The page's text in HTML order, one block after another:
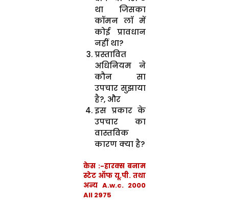
था जिसका
कॉमन लाॅ में
कोई प्रावधान
नहीं था?
प्रस्तावित
अधिनियम ने
कौन सा
उपचार सुझाया
है?, और
इस प्रकार के
उपचार का
वास्तविक
कारण क्या है?
केस :-हारक्स बनाम
स्टेट ऑफ यू.पी. तथा
अन्य A.w.c. 2000
All 2975